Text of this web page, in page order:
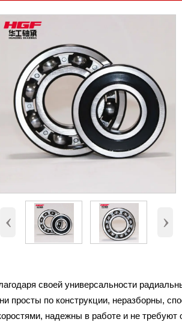
‹ ›
своей универсальности
просты по конструкции, неразборны,
надежны в работе и не
Внутренний диаметр (d)
Наружный диаметр (D)
Высота (B)